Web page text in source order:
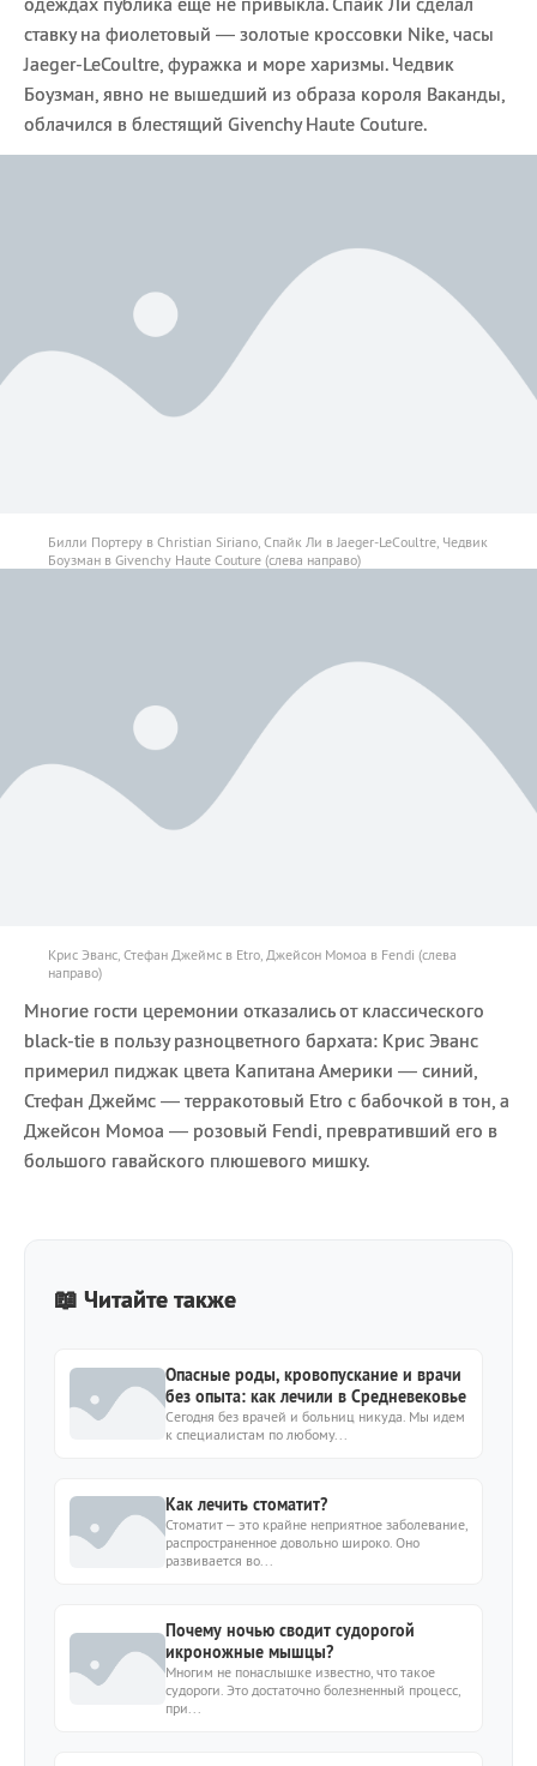
ставку на фиолетовый — золотые кроссовки Nike, часы
Jaeger-LeCoultre, фуражка и море харизмы. Чедвик
Боузман, явно не вышедший из образа короля Ваканды,
облачился в блестящий Givenchy Haute Couture.
Билли Портеру в Christian Siriano, Спайк Ли в Jaeger-LeCoultre, Чедвик
Боузман в Givenchy Haute Couture (слева направо)
Крис Эванс, Стефан Джеймс в Etro, Джейсон Момоа в Fendi (слева
направо)
Многие гости церемонии отказались от классического
black-tie в пользу разноцветного бархата: Крис Эванс
примерил пиджак цвета Капитана Америки — синий,
Стефан Джеймс — терракотовый Etro с бабочкой в тон, а
Джейсон Момоа — розовый Fendi, превративший его в
большого гавайского плюшевого мишку.
📖 Читайте также
Опасные роды, кровопускание и врачи
без опыта: как лечили в Средневековье
Сегодня без врачей и больниц никуда. Мы идем
к специалистам по любому...
Как лечить стоматит?
Стоматит – это крайне неприятное заболевание,
распространенное довольно широко. Оно
развивается во...
Почему ночью сводит судорогой
икроножные мышцы?
Многим не понаслышке известно, что такое
судороги. Это достаточно болезненный процесс,
при...